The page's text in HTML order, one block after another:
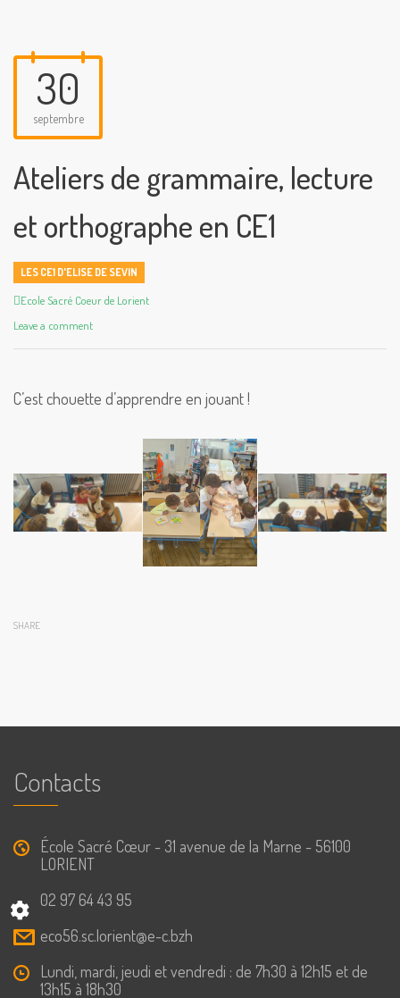
30
septembre
Ateliers de grammaire, lecture
et orthographe en CE1
LES CE1 D'ELISE DE SEVIN
Author
Ecole Sacré Coeur de Lorient
Leave a comment
C’est chouette d’apprendre en jouant !
SHARE
Contacts
École Sacré Cœur - 31 avenue de la Marne - 56100
LORIENT
02 97 64 43 95
eco56.sc.lorient@e-c.bzh
Lundi, mardi, jeudi et vendredi : de 7h30 à 12h15 et de
13h15 à 18h30